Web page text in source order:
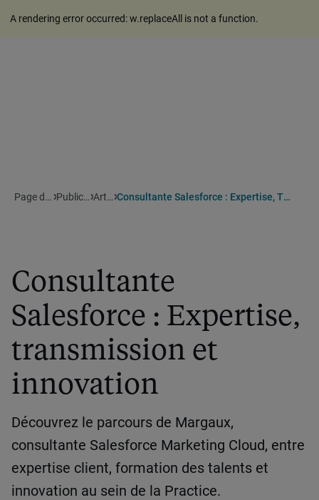
A rendering error occurred:w.replaceAll is not a function.
Page d'accueil Publications Articles Consultante Salesforce : Expertise, Transmission Et Innovation
Consultante
Salesforce : Expertise,
transmission et
innovation
Découvrez le parcours de Margaux,
consultante Salesforce Marketing Cloud, entre
expertise client, formation des talents et
innovation au sein de la Practice.